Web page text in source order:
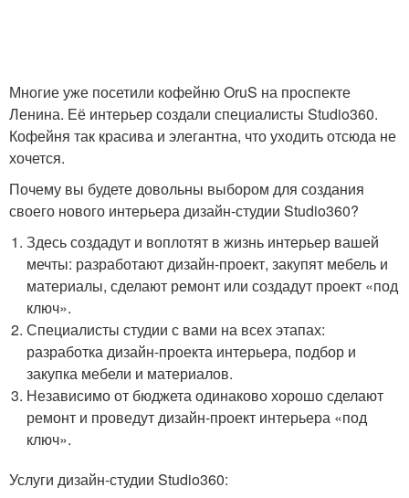
Многие уже посетили кофейню OruS на проспекте
Ленина. Её интерьер создали специалисты Studio360.
Кофейня так красива и элегантна, что уходить отсюда не
хочется.
Почему вы будете довольны выбором для создания
своего нового интерьера дизайн-студии Studio360?
Здесь создадут и воплотят в жизнь интерьер вашей
мечты: разработают дизайн-проект, закупят мебель и
материалы, сделают ремонт или создадут проект «под
ключ».
Специалисты студии с вами на всех этапах:
разработка дизайн-проекта интерьера, подбор и
закупка мебели и материалов.
Независимо от бюджета одинаково хорошо сделают
ремонт и проведут дизайн-проект интерьера «под
ключ».
Услуги дизайн-студии Studio360: